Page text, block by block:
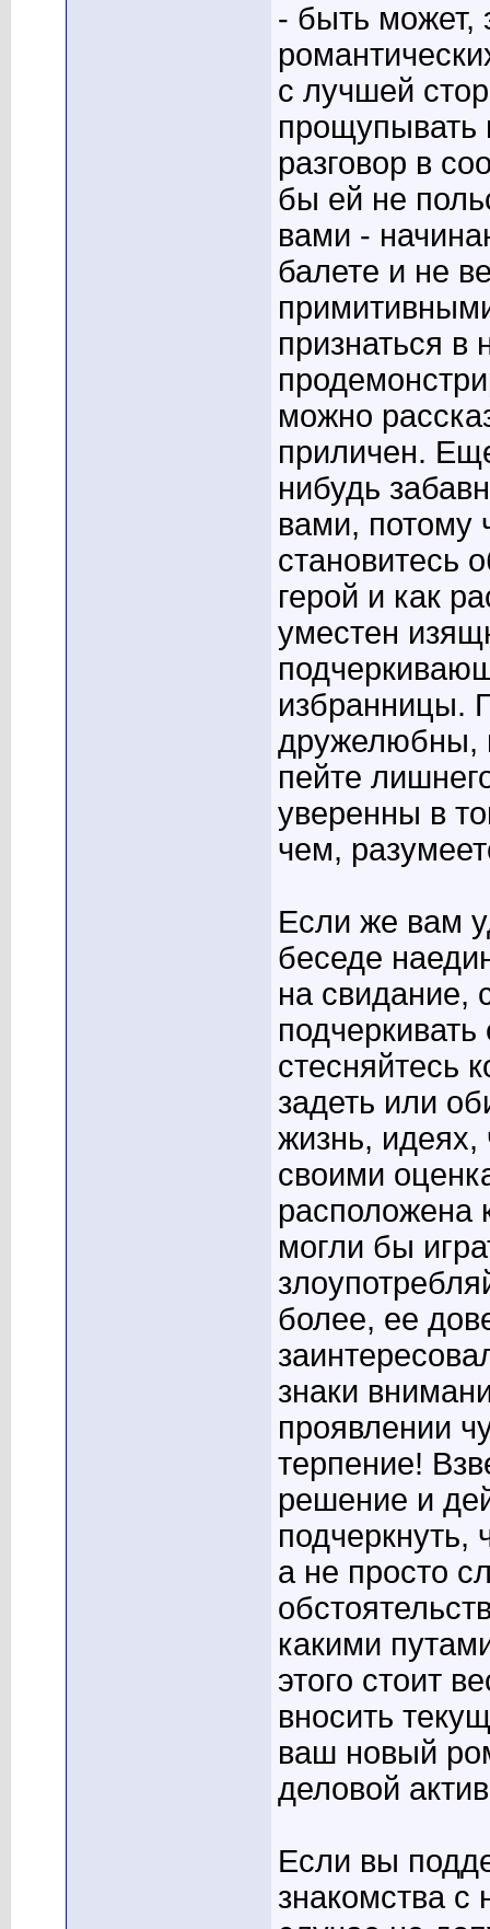
- быть может,
с лучшей
прощупывать
разговор в
бы ей не
вами -
балете и не
признаться в
можно
приличен.
нибудь
вами, потому
становитесь
герой и как
уместен
избранницы.
дружелюбны,
пейте
уверенны в
чем,
Если же вам
беседе
на свидание,
стесняйтесь
задеть или
жизнь, идеях,
своими
расположена
могли бы
более, ее
знаки
проявлении
терпение!
решение и
подчеркнуть,
а не просто
какими
этого стоит
вносить
ваш новый
деловой
Если вы
знакомства с